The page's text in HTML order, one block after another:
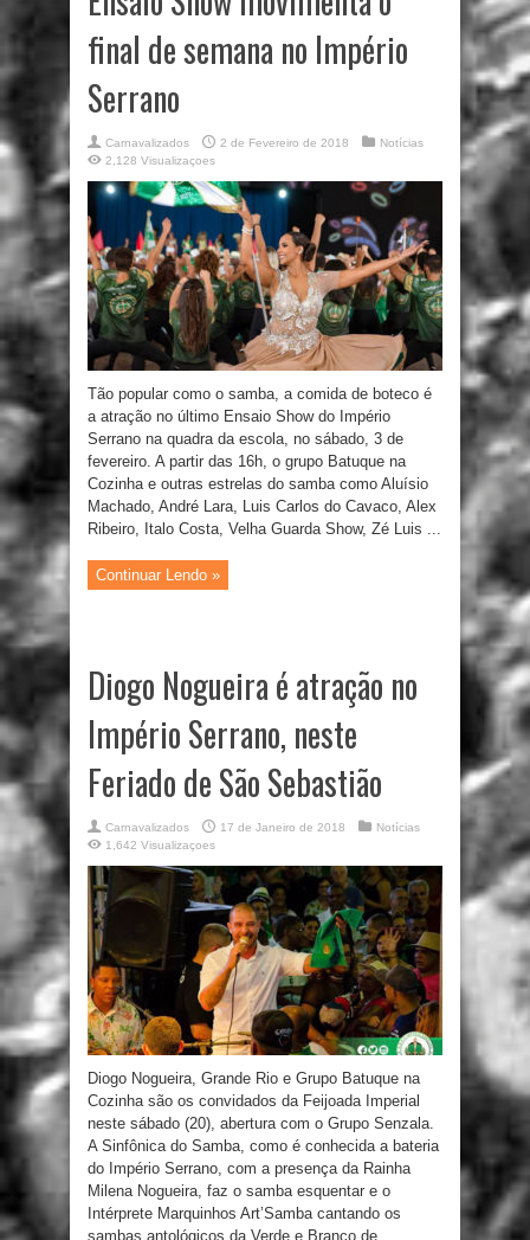
final de semana no Império
Serrano
Carnavalizados 2 de Fevereiro de 2018
Notícias
2,128 Visualizaçoes
Tão popular como o samba, a comida de boteco é
a atração no último Ensaio Show do Império
Serrano na quadra da escola, no sábado, 3 de
fevereiro. A partir das 16h, o grupo Batuque na
Cozinha e outras estrelas do samba como Aluísio
Machado, André Lara, Luis Carlos do Cavaco, Alex
Ribeiro, Italo Costa, Velha Guarda Show, Zé Luis ...
Continuar Lendo »
Diogo Nogueira é atração no
Império Serrano, neste
Feriado de São Sebastião
Carnavalizados 17 de Janeiro de 2018
Notícias
1,642 Visualizaçoes
Diogo Nogueira, Grande Rio e Grupo Batuque na
Cozinha são os convidados da Feijoada Imperial
neste sábado (20), abertura com o Grupo Senzala.
A Sinfônica do Samba, como é conhecida a bateria
do Império Serrano, com a presença da Rainha
Milena Nogueira, faz o samba esquentar e o
Intérprete Marquinhos Art’Samba cantando os
sambas antológicos da Verde e Branco de ...